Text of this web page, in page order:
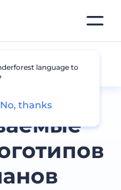
language to
No, thanks